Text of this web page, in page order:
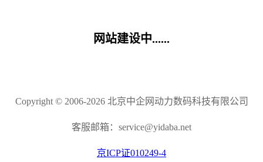
网站建设中......
Copyright © 2006-2026 北京中企网动力数码科技有限公司
客服邮箱：service@yidaba.net
京ICP证010249-4